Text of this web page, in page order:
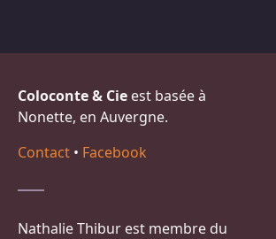
Coloconte & Cie est basée à
Nonette, en Auvergne.
Contact • Facebook
Nathalie Thibur est membre du